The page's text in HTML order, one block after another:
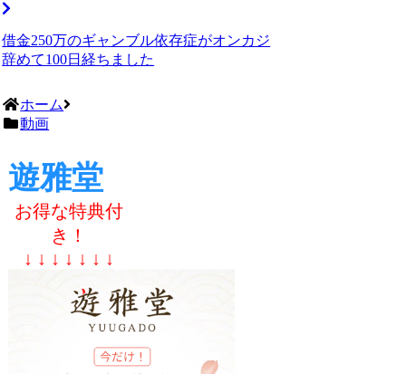
借金250万のギャンブル依存症がオンカジ
辞めて100日経ちました
ホーム
動画
遊雅堂
お得な特典付
き！
↓ ↓ ↓ ↓ ↓ ↓ ↓